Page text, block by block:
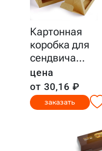
Картонная
коробка для
сендвича…
цена
от 30,16 ₽
заказать